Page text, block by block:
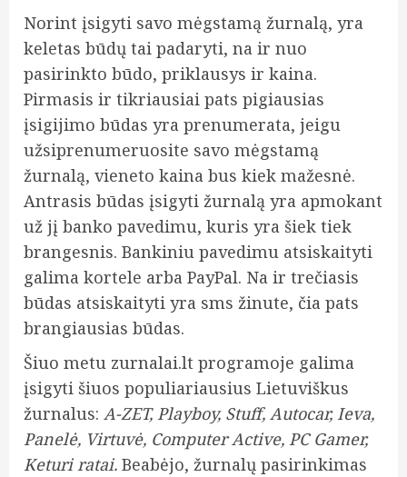
Norint įsigyti savo mėgstamą žurnalą, yra
keletas būdų tai padaryti, na ir nuo
pasirinkto būdo, priklausys ir kaina.
Pirmasis ir tikriausiai pats pigiausias
įsigijimo būdas yra prenumerata, jeigu
užsiprenumeruosite savo mėgstamą
žurnalą, vieneto kaina bus kiek mažesnė.
Antrasis būdas įsigyti žurnalą yra apmokant
už jį banko pavedimu, kuris yra šiek tiek
brangesnis. Bankiniu pavedimu atsiskaityti
galima kortele arba PayPal. Na ir trečiasis
būdas atsiskaityti yra sms žinute, čia pats
brangiausias būdas.
Šiuo metu zurnalai.lt programoje galima
įsigyti šiuos populiariausius Lietuviškus
žurnalus: A-ZET, Playboy, Stuff, Autocar, Ieva,
Panelė, Virtuvė, Computer Active, PC Gamer,
Keturi ratai. Beabėjo, žurnalų pasirinkimas